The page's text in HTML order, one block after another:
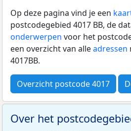
Op deze pagina vind je een
postcodegebied 4017 BB, de
onderwerpen voor het
een overzicht van alleadressen
4017BB.
Overzicht postcode 4017
Over het